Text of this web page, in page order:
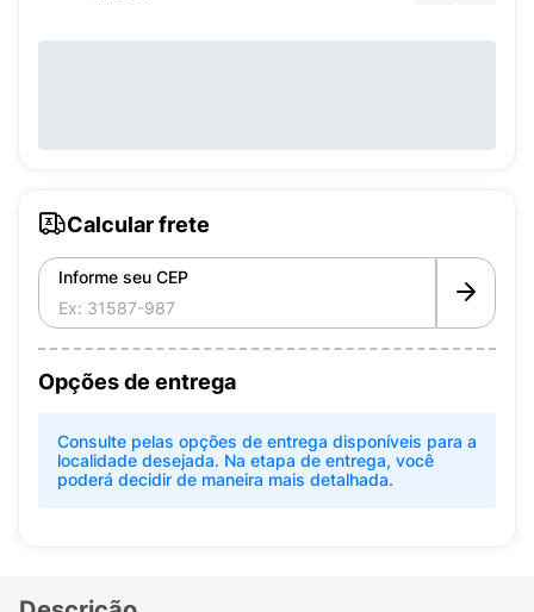
Calcular frete
Informe seu CEP
Opções de entrega
Consulte pelas opções de entrega disponíveis para a
localidade desejada. Na etapa de entrega, você
poderá decidir de maneira mais detalhada.